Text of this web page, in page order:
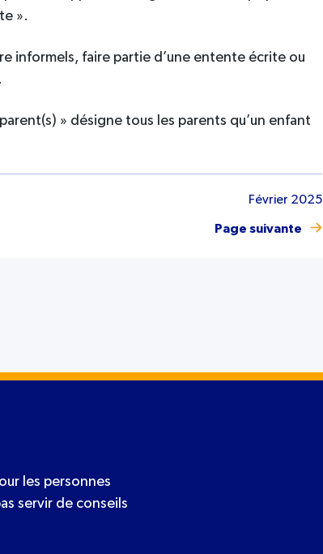
».
informels, faire partie d’une entente écrite ou
» désigne tous les parents qu’un enfant
Février 2025
Page suivante
les personnes
servir de conseils